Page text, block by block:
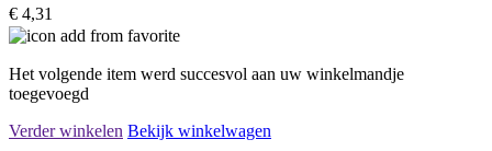
€ 4,31
Het volgende item werd succesvol aan uw winkelmandje
toegevoegd
Verder winkelen Bekijk winkelwagen